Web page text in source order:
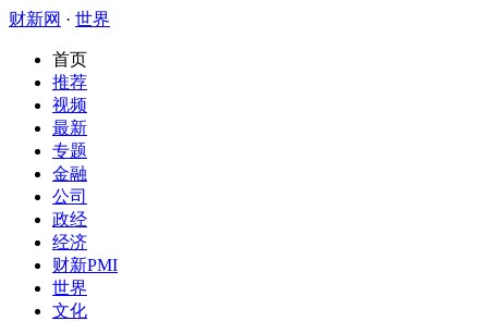
财新网 · 世界
首页
推荐
视频
最新
专题
金融
公司
政经
经济
财新PMI
世界
文化